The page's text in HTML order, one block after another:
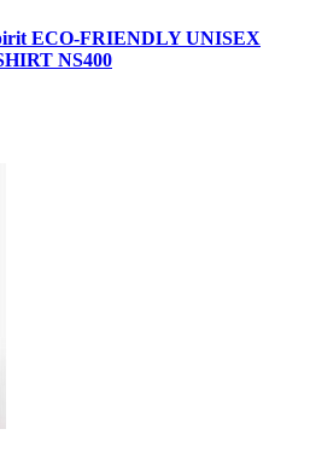
ECO-FRIENDLY UNISEX
NS400